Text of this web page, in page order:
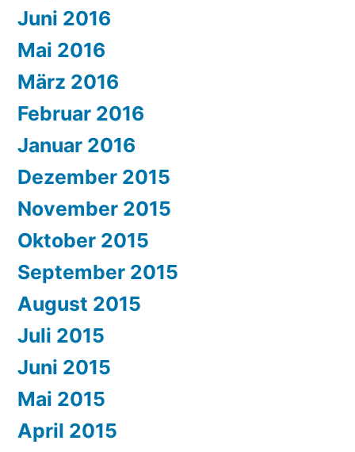
Juni 2016
Mai 2016
März 2016
Februar 2016
Januar 2016
Dezember 2015
November 2015
Oktober 2015
September 2015
August 2015
Juli 2015
Juni 2015
Mai 2015
April 2015